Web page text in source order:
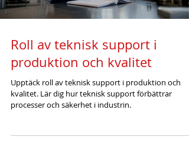
Roll av teknisk support i
produktion och kvalitet
Upptäck roll av teknisk support i produktion och
kvalitet. Lär dig hur teknisk support förbättrar
processer och säkerhet i industrin.